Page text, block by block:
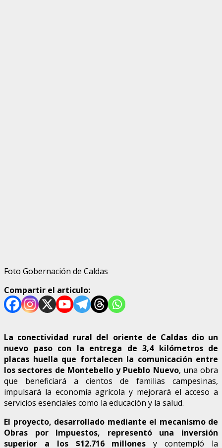
Foto Gobernación de Caldas
Compartir el articulo:
La conectividad rural del oriente de Caldas dio un
nuevo paso con la entrega de 3,4 kilómetros de
placas huella que fortalecen la comunicación entre
los sectores de Montebello y Pueblo Nuevo, una obra
que beneficiará a cientos de familias campesinas,
impulsará la economía agrícola y mejorará el acceso a
servicios esenciales como la educación y la salud.
El proyecto, desarrollado mediante el mecanismo de
Obras por Impuestos, representó una inversión
superior a los $12.716 millones y contempló la